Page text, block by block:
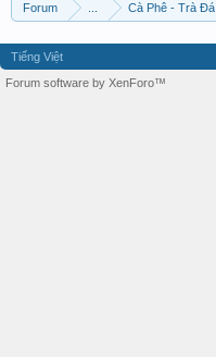
Forum Cà Phê - Trà Đá
Tiếng Việt
Forum software by XenForo™